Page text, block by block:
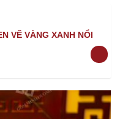
VẼ VÀNG XANH NỔI